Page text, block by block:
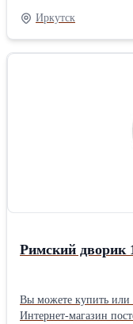
Размер: Евро2 2 нав.
Стандартная
Стандарт (бесшовная)
Иркутск
Римский дворик
Вы можете купить или
Интернет-магазин